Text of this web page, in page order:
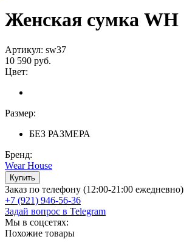
Женская сумка WH
Артикул: sw37
10 590 руб.
Цвет:
Размер:
БЕЗ РАЗМЕРА
Бренд:
Wear House
Заказ по телефону (12:00-21:00 ежедневно)
+7 (921) 946-56-36
Задай вопрос в Telegram
Мы в соцсетях:
Похожие товары